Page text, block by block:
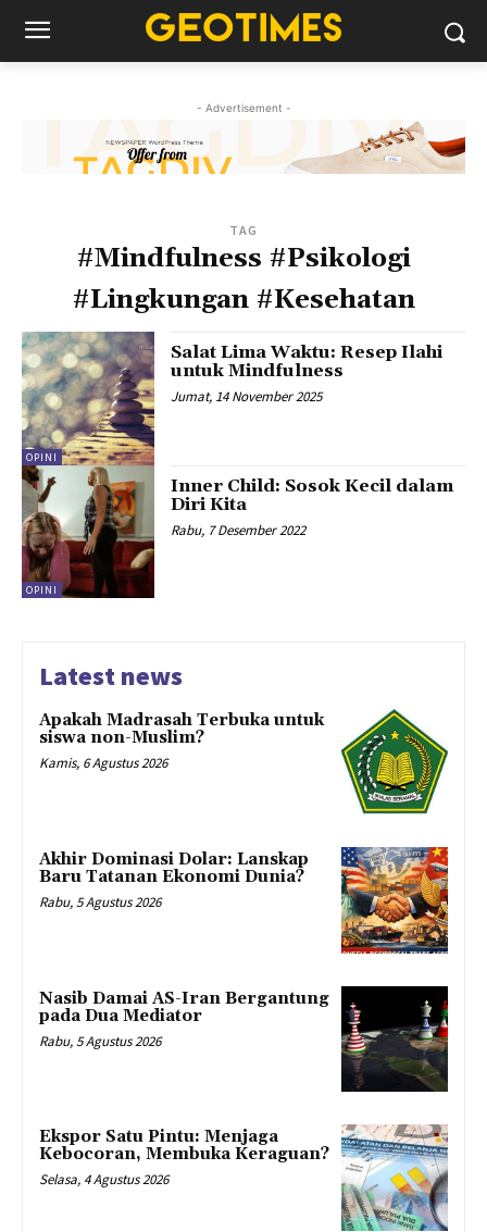
- Advertisement -
TAG
#Mindfulness #Psikologi
#Lingkungan #Kesehatan
OPINI
Salat Lima Waktu: Resep Ilahi
untuk Mindfulness
Jumat, 14 November 2025
OPINI
Inner Child: Sosok Kecil dalam
Diri Kita
Rabu, 7 Desember 2022
Latest news
Apakah Madrasah Terbuka untuk
siswa non-Muslim?
Kamis, 6 Agustus 2026
Akhir Dominasi Dolar: Lanskap
Baru Tatanan Ekonomi Dunia?
Rabu, 5 Agustus 2026
Nasib Damai AS-Iran Bergantung
pada Dua Mediator
Rabu, 5 Agustus 2026
Ekspor Satu Pintu: Menjaga
Kebocoran, Membuka Keraguan?
Selasa, 4 Agustus 2026